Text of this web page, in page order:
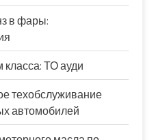
в фары:
ТО ауди
техобслуживание
автомобилей